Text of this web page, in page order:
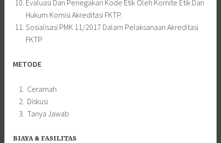
Evaluasi Dan Penegakan Kode Etik Oleh Komite Etik Dan
Hukum Komisi Akreditasi FKTP.
Sosialisasi PMK 11/2017 Dalam Pelaksanaan Akreditasi
FKTP
METODE
Ceramah
Diskusi
Tanya Jawab
BIAYA & FASILITAS